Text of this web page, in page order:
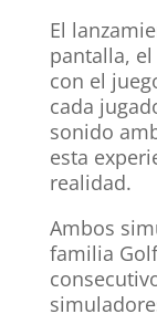
El
pantalla,
con el
cada
sonido
esta
realidad.
Ambos
familia